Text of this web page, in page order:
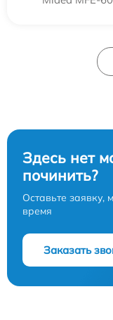
Здесь нет
починить?
Оставьте
время
Заказать